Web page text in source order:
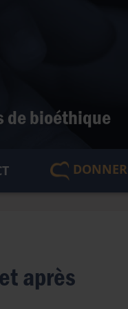
de bioéthique
DONNER
après